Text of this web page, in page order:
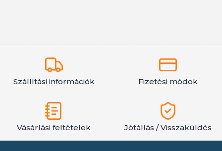
Szállítási információk Fizetési módok
Vásárlási feltételek Jótállás / Visszaküldés